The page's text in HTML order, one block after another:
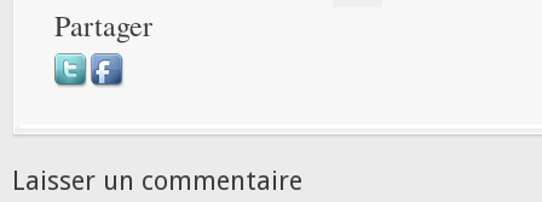
Partager
Laisser un commentaire